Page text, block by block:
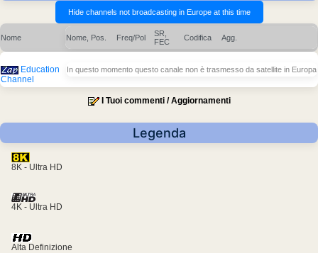
Nome Nome, Pos. Freq/Pol
SR,
FEC
Codifica Agg.
Education
Channel
In questo momento questo canale non è trasmesso da satellite in Europa
I Tuoi commenti / Aggiornamenti
Legenda
8K - Ultra HD
4K - Ultra HD
Alta Definizione